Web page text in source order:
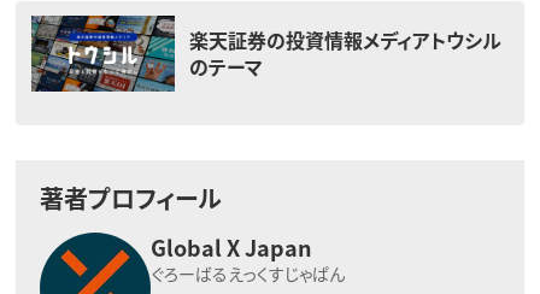
楽天証券の投資情報メディアトウシル
のテーマ
著者プロフィール
Global X Japan
ぐろーばるえっくすじゃぱん